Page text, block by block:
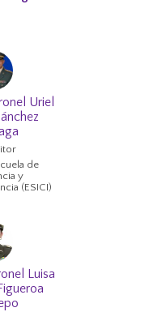
Uriel
de
y
(ESICI)
Luisa